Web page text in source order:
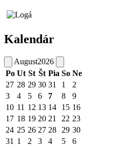
Kalendár
August2026
Po Ut St Št Pia So Ne
27 28 29 30 31 1
2
3
4 5 6 7 8
9
10 11 12 13 14 15 16
17 18 19 20 21 22 23
24 25 26 27 28 29 30
31 1 2 3 4 5 6